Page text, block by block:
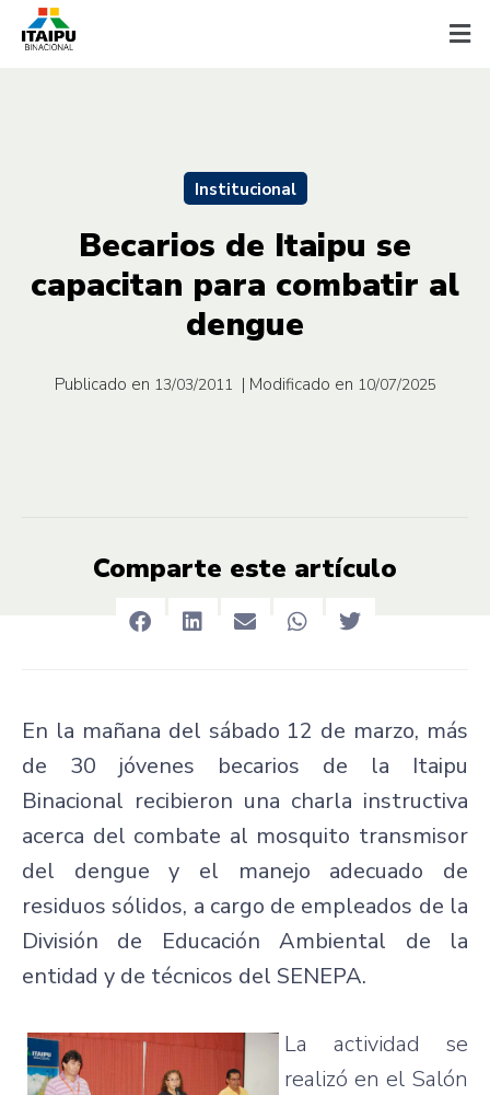
Institucional
Becarios de Itaipu se
capacitan para combatir al
dengue
Publicado en 13/03/2011 | Modificado en 10/07/2025
Comparte este artículo
En la mañana del sábado 12 de marzo, más
de 30 jóvenes becarios de la Itaipu
Binacional recibieron una charla instructiva
acerca del combate al mosquito transmisor
del dengue y el manejo adecuado de
residuos sólidos, a cargo de empleados de la
División de Educación Ambiental de la
entidad y de técnicos del SENEPA.
La actividad se
realizó en el Salón